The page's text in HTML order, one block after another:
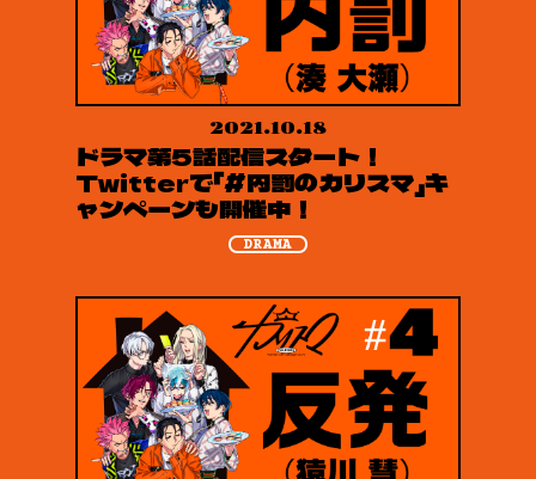
2021.10.18
ドラマ第5話配信スタート！
Twitterで「#内罰のカリスマ」キ
ャンペーンも開催中！
DRAMA